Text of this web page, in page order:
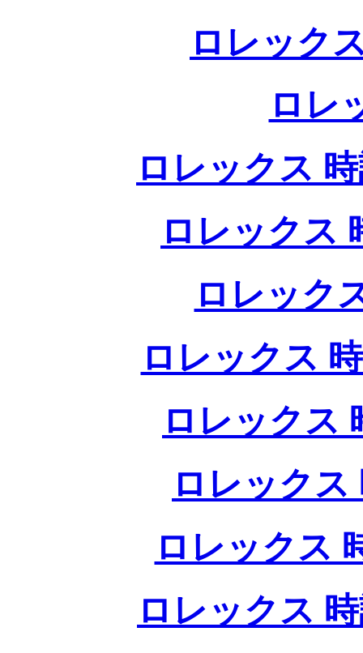
ロレック
ロレ
ロレックス
ロレックス
ロレック
ロレックス
ロレックス
ロレックス
ロレックス
ロレックス